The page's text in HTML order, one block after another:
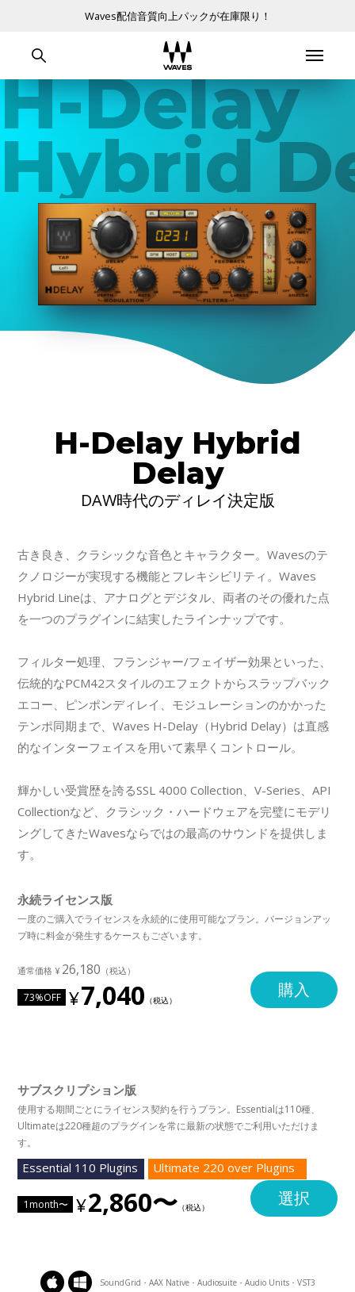
Waves配信音質向上パックが在庫限り！
H-Delay
Hybrid
H-Delay Hybrid
Delay
DAW時代のディレイ決定版
古き良き、クラシックな音色とキャラクター。Wavesのテ
クノロジーが実現する機能とフレキシビリティ。Waves
Hybrid Lineは、アナログとデジタル、両者のその優れた点
を一つのプラグインに結実したラインナップです。
フィルター処理、フランジャー/フェイザー効果といった、
伝統的なPCM42スタイルのエフェクトからスラップバック
エコー、ピンポンディレイ、モジュレーションのかかった
テンポ同期まで、Waves H-Delay（Hybrid Delay）は直感
的なインターフェイスを用いて素早くコントロール。
輝かしい受賞歴を誇るSSL 4000 Collection、V-Series、API
Collectionなど、クラシック・ハードウェアを完璧にモデリ
ングしてきたWavesならではの最高のサウンドを提供しま
す。
永続ライセンス版
一度のご購入でライセンスを永続的に使用可能なプラン。バージョンアッ
プ時に料金が発生するケースもございます。
26,180
73%OFF 7,040 購入
サブスクリプション版
使用する期間ごとにライセンス契約を行うプラン。Essentialは110種、
Ultimateは220種超のプラグインを常に最新の状態でご利用いただけま
す。
Essential 110 Plugins Ultimate 220 over Plugins
1month〜 2,860〜 選択
SoundGrid・AAX Native・Audiosuite・Audio Units・VST3